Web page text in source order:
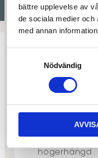
bättre upplevelse av
de sociala medier och
med annan
Nödvändig
KÖP
högerhängd